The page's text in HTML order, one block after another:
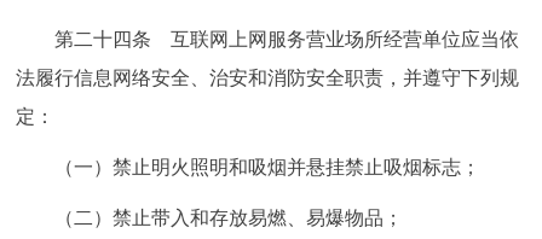
第二十四条 互联网上网服务营业场所经营单位应当依
法履行信息网络安全、治安和消防安全职责，并遵守下列规
定：
（一）禁止明火照明和吸烟并悬挂禁止吸烟标志；
（二）禁止带入和存放易燃、易爆物品；